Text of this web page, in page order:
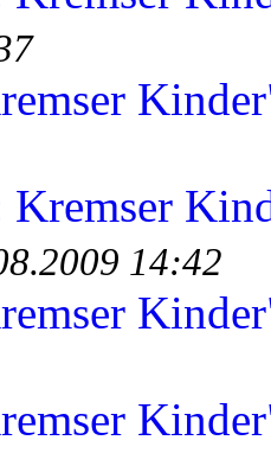
Kremser
14:42